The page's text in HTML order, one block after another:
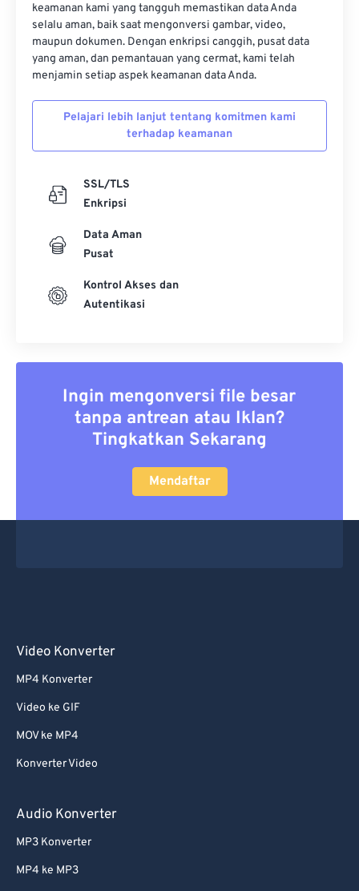
keamanan kami yang tangguh memastikan data Anda
selalu aman, baik saat mengonversi gambar, video,
maupun dokumen. Dengan enkripsi canggih, pusat data
yang aman, dan pemantauan yang cermat, kami telah
menjamin setiap aspek keamanan data Anda.
Pelajari lebih lanjut tentang komitmen kami
terhadap keamanan
SSL/TLS
Enkripsi
Data Aman
Pusat
Kontrol Akses dan
Autentikasi
Ingin mengonversi file besar
tanpa antrean atau Iklan?
Tingkatkan Sekarang
Mendaftar
Video Konverter
MP4 Konverter
Video ke GIF
MOV ke MP4
Konverter Video
Audio Konverter
MP3 Konverter
MP4 ke MP3